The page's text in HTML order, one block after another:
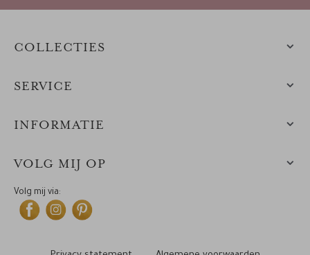
COLLECTIES
SERVICE
INFORMATIE
VOLG MIJ OP
Volg mij via: